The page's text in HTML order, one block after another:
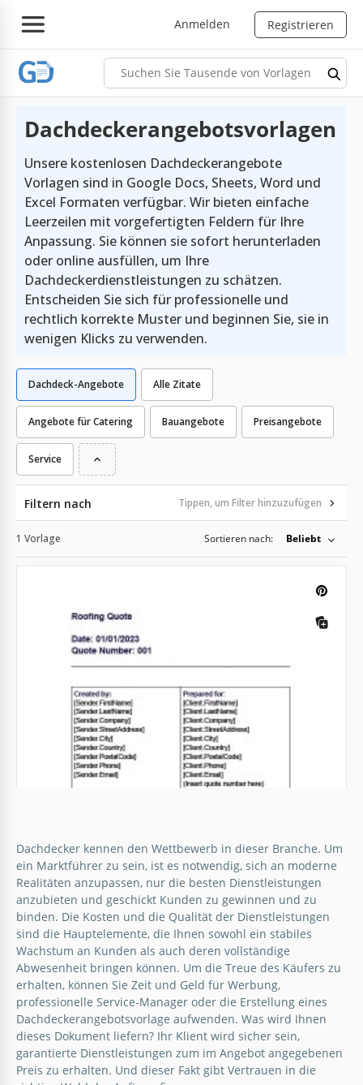
Anmelden Registrieren
Dachdeckerangebotsvorlagen
Unsere kostenlosen Dachdeckerangebote
Vorlagen sind in Google Docs, Sheets, Word und
Excel Formaten verfügbar. Wir bieten einfache
Leerzeilen mit vorgefertigten Feldern für Ihre
Anpassung. Sie können sie sofort herunterladen
oder online ausfüllen, um Ihre
Dachdeckerdienstleistungen zu schätzen.
Entscheiden Sie sich für professionelle und
rechtlich korrekte Muster und beginnen Sie, sie in
wenigen Klicks zu verwenden.
Alle Zitate
Angebote für Catering Bauangebote Preisangebote
Dachdeck-Angebote
Service
Filtern nach Tippen, um Filter hinzuzufügen
1 Vorlage Sortieren nach: Beliebt
Dachsanierungsangebot
Ist Ihr Unternehmen mit der Renovierung und
Installation von Dächern beschäftigt?
Dachdecker kennen den Wettbewerb in dieser Branche. Um
ein Marktführer zu sein, ist es notwendig, sich an moderne
Realitäten anzupassen, nur die besten Dienstleistungen
anzubieten und geschickt Kunden zu gewinnen und zu
binden. Die Kosten und die Qualität der Dienstleistungen
sind die Hauptelemente, die Ihnen sowohl ein stabiles
Wachstum an Kunden als auch deren vollständige
Abwesenheit bringen können. Um die Treue des Käufers zu
erhalten, können Sie Zeit und Geld für Werbung,
professionelle Service-Manager oder die Erstellung eines
Dachdeckerangebotsvorlage aufwenden. Was wird Ihnen
dieses Dokument liefern? Ihr Klient wird sicher sein,
garantierte Dienstleistungen zum im Angebot angegebenen
Preis zu erhalten. Und dieser Fakt gibt Vertrauen in die